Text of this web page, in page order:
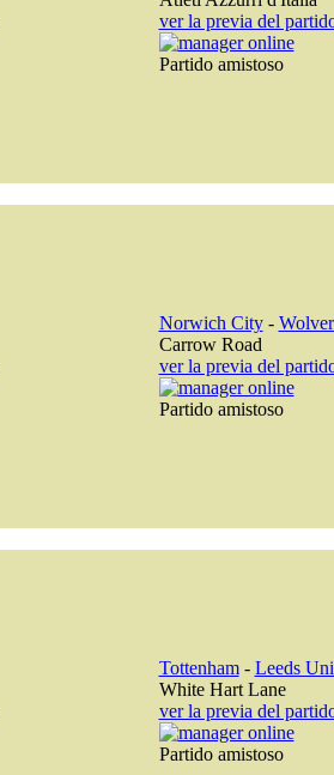
ver la previa del
Partido amistoso
Norwich City-
Carrow Road
ver la previa del
Partido amistoso
Tottenham- Leeds
White Hart Lane
ver la previa del
Partido amistoso